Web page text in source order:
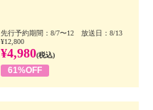
先行予約期間：8/7〜12 放送日：8/13
¥12,800
¥4,980(税込)
61%OFF